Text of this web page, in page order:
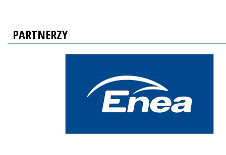
PARTNERZY